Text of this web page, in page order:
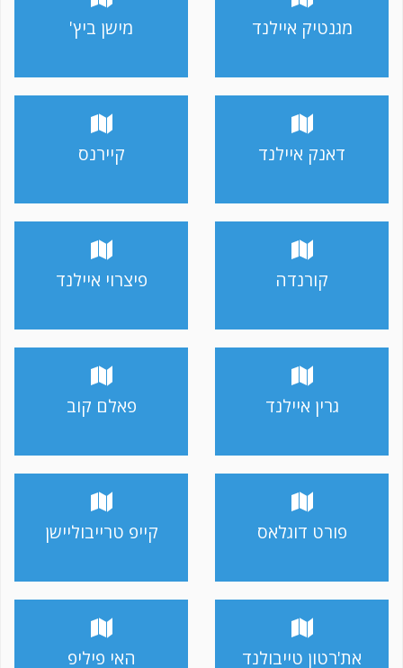
מגנטיק איילנד מישן ביץ'
דאנק איילנד קיירנס
קורנדה פיצרוי איילנד
גרין איילנד פאלם קוב
פורט דוגלאס קייפ טרייבוליישן
את'רטון טייבולנד האי פיליפ